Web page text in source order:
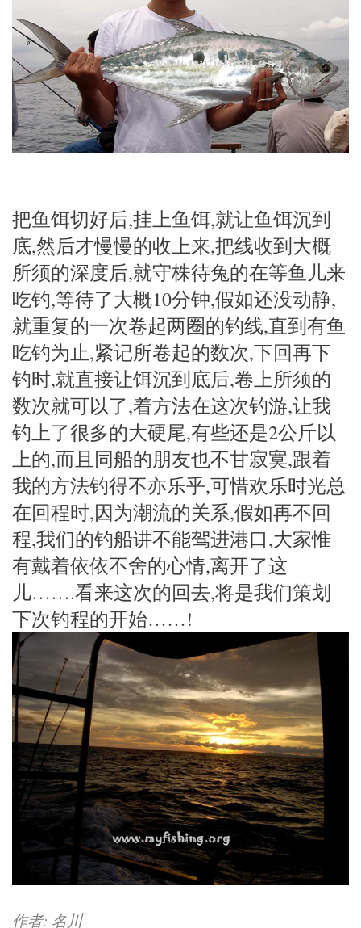
把鱼饵切好后,挂上鱼饵,就让鱼饵沉到
底,然后才慢慢的收上来,把线收到大概
所须的深度后,就守株待兔的在等鱼儿来
吃钓,等待了大概10分钟,假如还没动静,
就重复的一次卷起两圈的钓线,直到有鱼
吃钓为止,紧记所卷起的数次,下回再下
钓时,就直接让饵沉到底后,卷上所须的
数次就可以了,着方法在这次钓游,让我
钓上了很多的大硬尾,有些还是2公斤以
上的,而且同船的朋友也不甘寂寞,跟着
我的方法钓得不亦乐乎,可惜欢乐时光总
在回程时,因为潮流的关系,假如再不回
程,我们的钓船讲不能驾进港口,大家惟
有戴着依依不舍的心情,离开了这
儿…….看来这次的回去,将是我们策划
下次钓程的开始……!
作者: 名川